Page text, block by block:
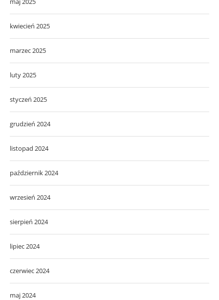
kwiecień 2025
marzec 2025
luty 2025
styczeń 2025
grudzień 2024
listopad 2024
październik 2024
wrzesień 2024
sierpień 2024
lipiec 2024
czerwiec 2024
maj 2024